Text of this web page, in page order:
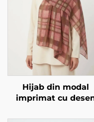
Hijab din modal
imprimat cu